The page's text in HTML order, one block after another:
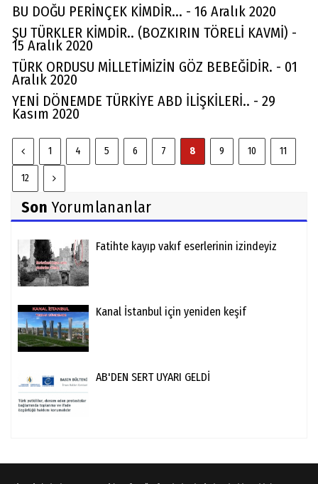
BU DOĞU PERİNÇEK KİMDİR... - 16 Aralık 2020
ŞU TÜRKLER KİMDİR.. (BOZKIRIN TÖRELİ KAVMİ) -
15 Aralık 2020
TÜRK ORDUSU MİLLETİMİZİN GÖZ BEBEĞİDİR. - 01
Aralık 2020
YENİ DÖNEMDE TÜRKİYE ABD İLİŞKİLERİ.. - 29
Kasım 2020
1 4 5 6 7 8 9 10 11
12
Son Yorumlananlar
Fatihte kayıp vakıf eserlerinin izindeyiz
Kanal İstanbul için yeniden keşif
AB'DEN SERT UYARI GELDİ